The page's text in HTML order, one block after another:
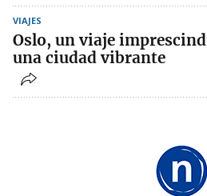
VIAJES
Oslo, un viaje
una ciudad vibrante